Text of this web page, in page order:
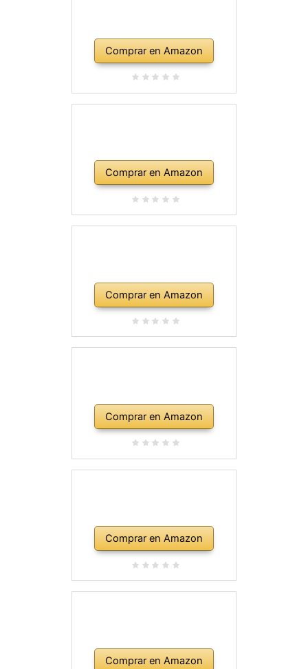
Comprar en Amazon
Comprar en Amazon
Comprar en Amazon
Comprar en Amazon
Comprar en Amazon
Comprar en Amazon